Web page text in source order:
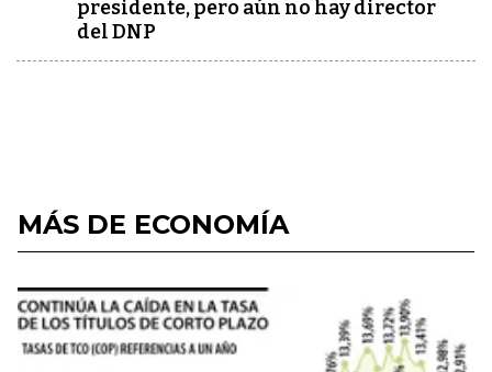
presidente, pero aún no hay director
del DNP
MÁS DE ECONOMÍA